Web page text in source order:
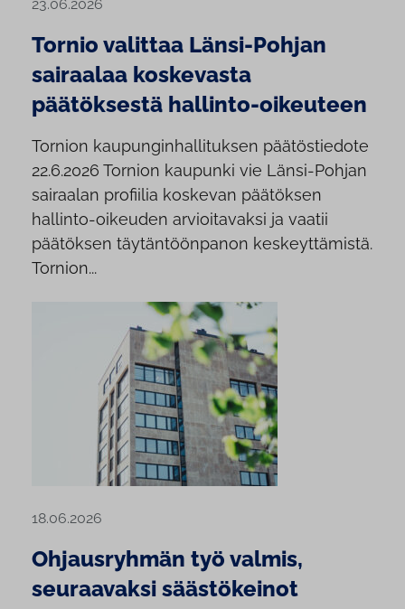
23.06.2026
Tornio valittaa Länsi-Pohjan
sairaalaa koskevasta
päätöksestä hallinto-oikeuteen
Tornion kaupunginhallituksen päätöstiedote
22.6.2026 Tornion kaupunki vie Länsi-Pohjan
sairaalan profiilia koskevan päätöksen
hallinto-oikeuden arvioitavaksi ja vaatii
päätöksen täytäntöönpanon keskeyttämistä.
Tornion...
18.06.2026
Ohjausryhmän työ valmis,
seuraavaksi säästökeinot